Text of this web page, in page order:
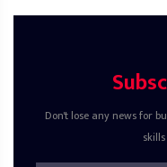
Don't lose any news for